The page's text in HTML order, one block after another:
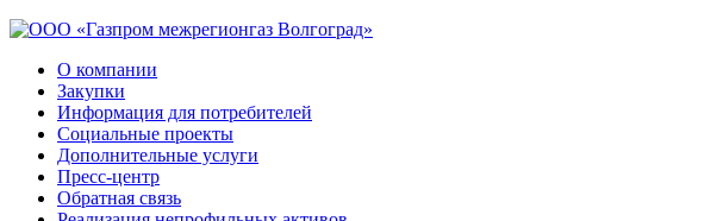
О компании
Закупки
Информация для потребителей
Социальные проекты
Дополнительные услуги
Пресс-центр
Обратная связь